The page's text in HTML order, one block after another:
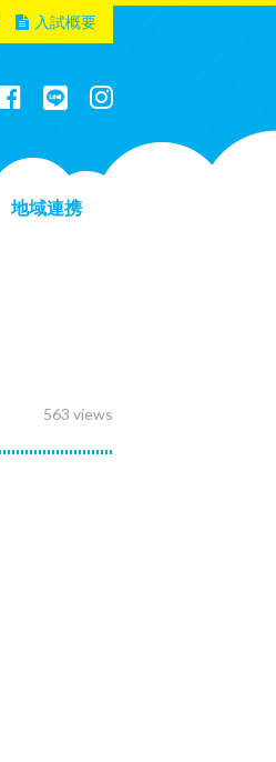
地域連携
入試概要
563 views